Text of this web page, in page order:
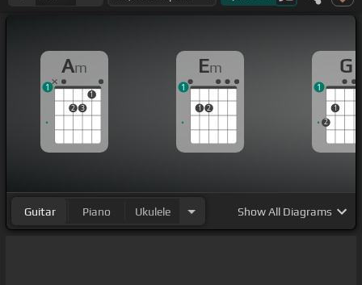
amigos, porque de la ruptura
Am
2 3
1
1
Em
1 2
1
G
2
1
1
Guitar Piano Ukulele ShowAll Diagrams